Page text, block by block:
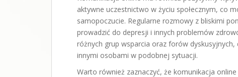
aktywne uczestnictwo w życiu społecznym, co
samopoczucie. Regularne rozmowy z bliskimi
prowadzić do depresji i innych problemów
różnych grup wsparcia oraz forów
innymi osobami w podobnej sytuacji.
Warto również zaznaczyć, że komunikacja